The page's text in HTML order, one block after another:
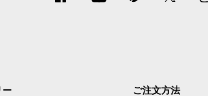
ー ご注文方法